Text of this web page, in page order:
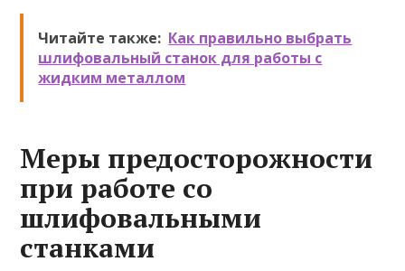
Читайте также: Как правильно выбрать
шлифовальный станок для работы с
жидким металлом
Меры предосторожности
при работе со
шлифовальными
станками